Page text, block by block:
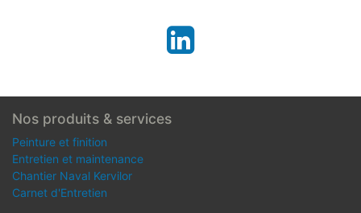
Nos produits & services
Peinture et finition
Entretien et maintenance
Chantier Naval Kervilor
Carnet d'Entretien